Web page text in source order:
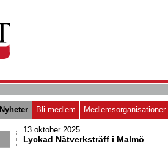
Nyheter Bli medlem Medlemsorganisationer
13 oktober 2025
Lyckad Nätverksträff i Malmö